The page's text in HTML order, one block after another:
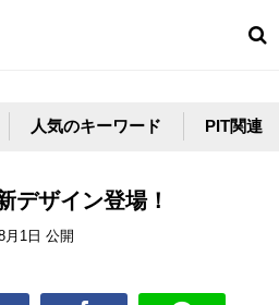
人気のキーワード PIT関連
デザイン登場！
月1日 公開